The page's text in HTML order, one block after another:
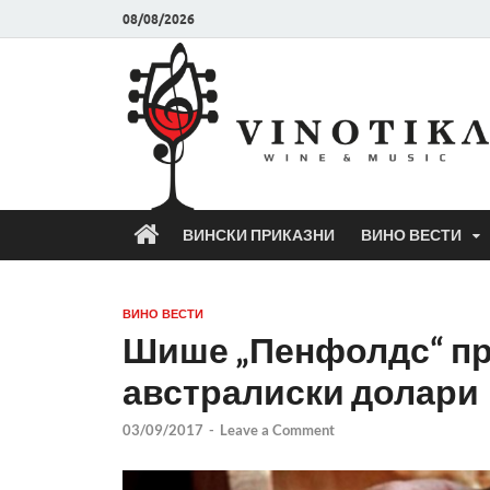
08/08/2026
ВИНСКИ ПРИКАЗНИ ВИНО ВЕСТИ
ВИНО ВЕСТИ
Шише „Пенфолдс“
австралиски долари
03/09/2017 - Leave a Comment